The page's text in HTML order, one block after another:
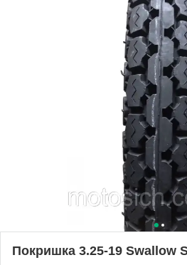
Покришка 3.25-19 Swallow